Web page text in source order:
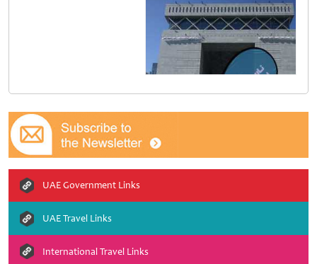
UAE Government Links
UAE Travel Links
International Travel Links